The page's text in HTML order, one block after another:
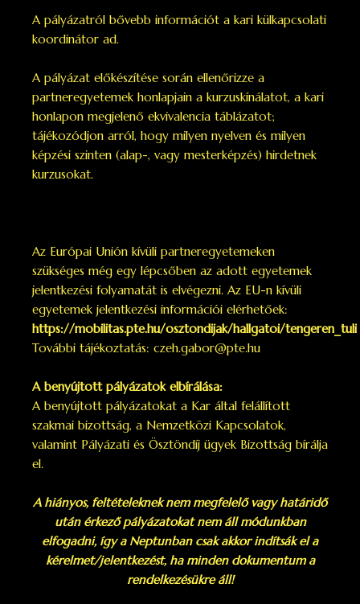
A pályázatról bővebb információt a kari külkapcsolati
koordinátor ad.
A pályázat előkészítése során ellenőrizze a
partneregyetemek honlapjain a kurzuskínálatot, a kari
honlapon megjelenő ekvivalencia táblázatot;
tájékozódjon arról, hogy milyen nyelven és milyen
képzési szinten (alap-, vagy mesterképzés) hirdetnek
kurzusokat.
Az Európai Unión kívüli partneregyetemeken
szükséges még egy lépcsőben az adott egyetemek
jelentkezési folyamatát is elvégezni. Az EU-n kívüli
egyetemek jelentkezési információi elérhetőek:
https://mobilitas.pte.hu/osztondijak/hallgatoi/tengeren_tuli
További tájékoztatás: czeh.gabor@pte.hu
A benyújtott pályázatok elbírálása:
A benyújtott pályázatokat a Kar által felállított
szakmai bizottság, a Nemzetközi Kapcsolatok,
valamint Pályázati és Ösztöndíj ügyek Bizottság bírálja
el.
A hiányos, feltételeknek nem megfelelő vagy határidő
után érkező pályázatokat nem áll módunkban
elfogadni, így a Neptunban csak akkor indítsák el a
kérelmet/jelentkezést, ha minden dokumentum a
rendelkezésükre áll!